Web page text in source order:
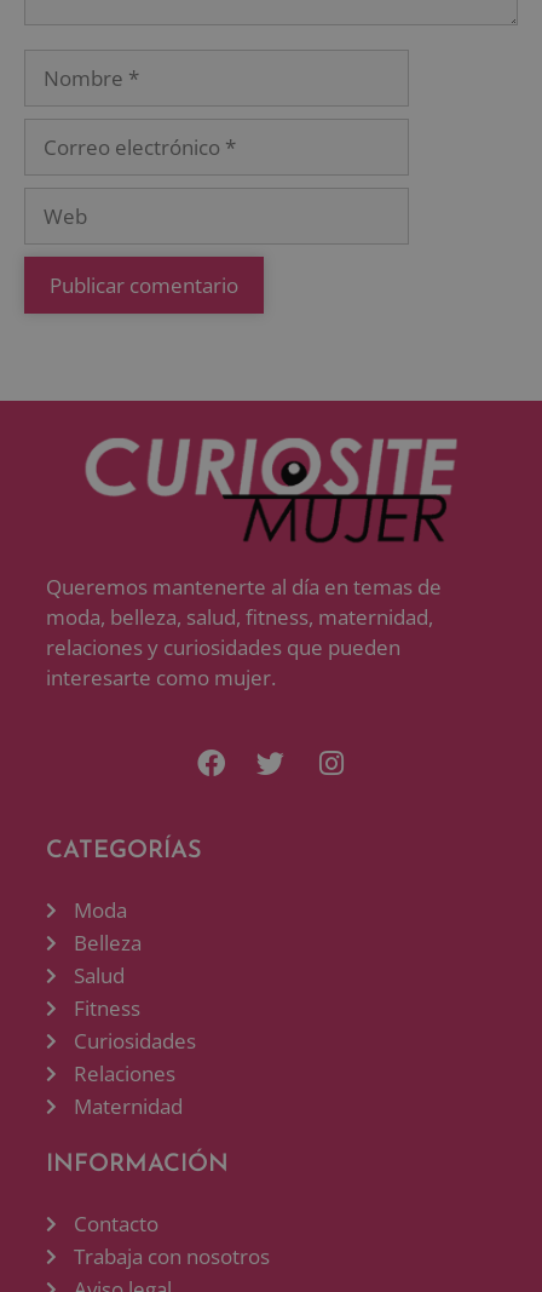
Queremos mantenerte al día en temas de
moda, belleza, salud, fitness, maternidad,
relaciones y curiosidades que pueden
interesarte como mujer.
CATEGORÍAS
Moda
Belleza
Salud
Fitness
Curiosidades
Relaciones
Maternidad
INFORMACIÓN
Contacto
Trabaja con nosotros